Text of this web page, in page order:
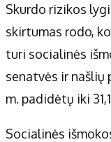
Skurdo rizikos
skirtumas rodo,
turi socialinės
senatvės ir našlių
m. padidėtų iki
Socialinės